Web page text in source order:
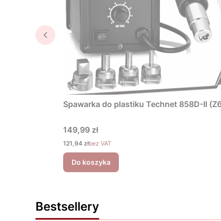
Spawarka do plastiku Technet 858D-II
Cena
149,99 zł
Cena
121,94 złbez VAT
Do koszyka
Bestsellery